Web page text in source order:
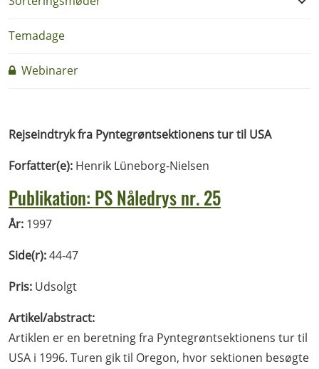
Temadage
Webinarer
Rejseindtryk fra Pyntegrøntsektionens tur til USA
Forfatter(e): Henrik Lüneborg-Nielsen
Publikation: PS Nåledrys nr. 25
År: 1997
Side(r):44-47
Pris: Udsolgt
Artikel/abstract:
Artiklen er en beretning fra Pyntegrøntsektionens tur til
USA i 1996. Turen gik til Oregon, hvor sektionen besøgte